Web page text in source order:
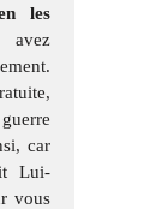
les
car
Lui-
vous